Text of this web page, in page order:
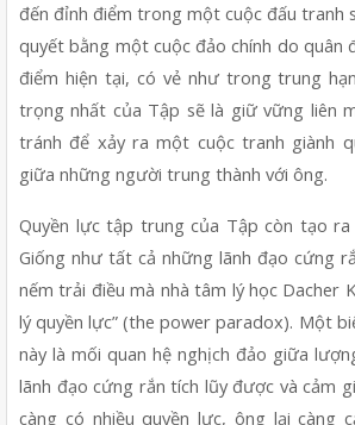
đến đỉnh điểm trong một cuộc đấu tranh
quyết bằng một cuộc đảo chính do quân
điểm hiện tại, có vẻ như trong trung
trọng nhất của Tập sẽ là giữ vững liên
tránh để xảy ra một cuộc tranh giành
giữa những người trung thành với ông.
Quyền lực tập trung của Tập còn tạo ra
Giống như tất cả những lãnh đạo cứng
nếm trải điều mà nhà tâm lý học Dacher
lý quyền lực” (the power paradox). Một
này là mối quan hệ nghịch đảo giữa
lãnh đạo cứng rắn tích lũy được và cảm
càng có nhiều quyền lực, ông lại càng